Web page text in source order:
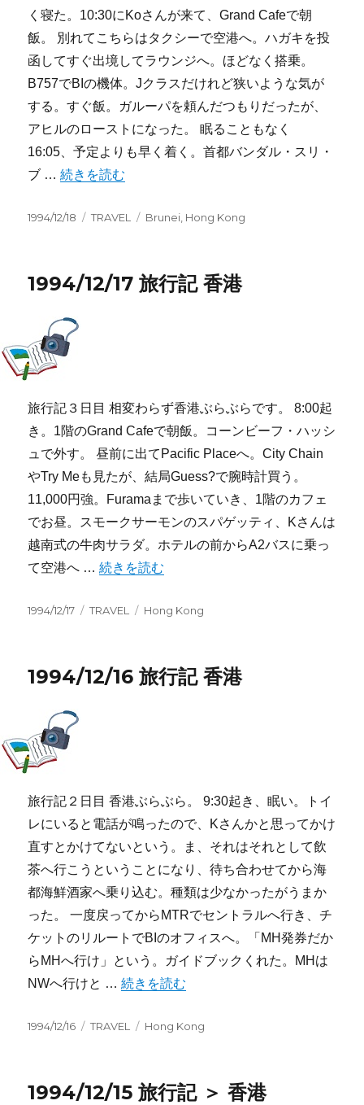
く寝た。10:30にKoさんが来て、Grand Cafeで朝
飯。 別れてこちらはタクシーで空港へ。ハガキを投
函してすぐ出境してラウンジへ。ほどなく搭乗。
B757でBIの機体。Jクラスだけれど狭いような気が
する。すぐ飯。ガルーパを頼んだつもりだったが、
アヒルのローストになった。 眠ることもなく
16:05、予定よりも早く着く。首都バンダル・スリ・
ブ …“1994/12/18 旅行記 香港 ＞ Brunei” の
続きを読む
投
1994/12/18
カ
ー
TRAVEL
タ
Brunei Hong Kong
1994/12/17 旅行記 香港
旅行記３日目 相変わらず香港ぶらぶらです。 8:00起
き。1階のGrand Cafeで朝飯。コーンビーフ・ハッシ
ュで外す。 昼前に出てPacific Placeへ。City Chain
やTry Meも見たが、結局Guess?で腕時計買う。
11,000円強。Furamaまで歩いていき、1階のカフェ
でお昼。スモークサーモンのスパゲッティ、Kさんは
越南式の牛肉サラダ。ホテルの前からA2バスに乗っ
て空港へ …“1994/12/17 旅行記 香港” の
続きを読む
投
1994/12/17
カ
ー
TRAVEL
タ
Hong Kong
1994/12/16 旅行記 香港
旅行記２日目 香港ぶらぶら。 9:30起き、眠い。トイ
レにいると電話が鳴ったので、Kさんかと思ってかけ
直すとかけてないという。ま、それはそれとして飲
茶へ行こうということになり、待ち合わせてから海
都海鮮酒家へ乗り込む。種類は少なかったがうまか
った。 一度戻ってからMTRでセントラルへ行き、チ
ケットのリルートでBIのオフィスへ。「MH発券だか
らMHへ行け」という。ガイドブックくれた。MHは
NWへ行けと …“1994/12/16 旅行記 香港” の
続きを読む
投
1994/12/16
カ
ー
TRAVEL
タ
Hong Kong
1994/12/15 旅行記 ＞ 香港